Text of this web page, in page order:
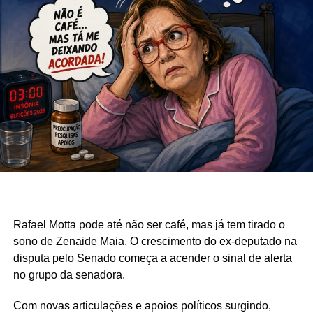
Rafael Motta pode até não ser café, mas já tem tirado o
sono de Zenaide Maia. O crescimento do ex-deputado na
disputa pelo Senado começa a acender o sinal de alerta
no grupo da senadora.
Com novas articulações e apoios políticos surgindo,